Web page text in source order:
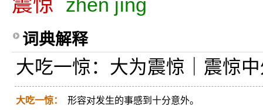
震惊 zhèn jīng
词典解释
大吃一惊：大为震惊｜震惊
大吃一惊： 形容对发生的事感到十分意外。